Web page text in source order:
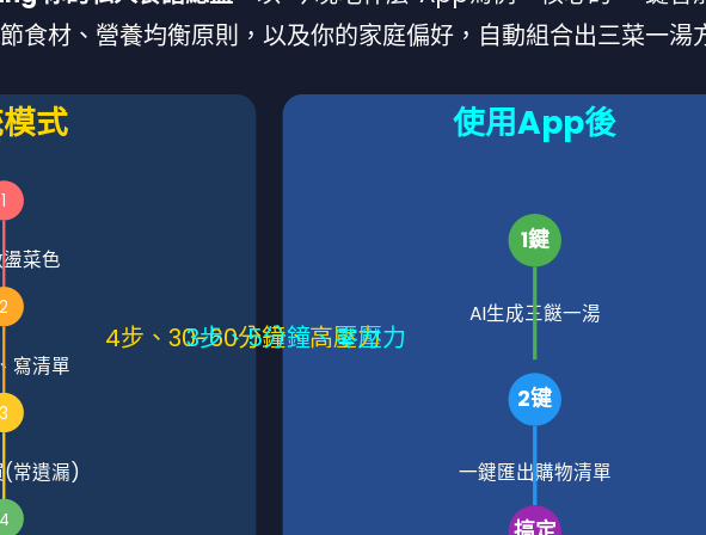
材、營養均衡原則，以及你的家庭偏好，自動組合出三菜一湯
式 使用App後
1
菜色
2
寫清單
3
(常遺漏)
4
1鍵
AI生成三餸一湯
2键
一鍵匯出購物清單
4步、30-60分鐘、高壓力
3步、5分鐘、零壓力